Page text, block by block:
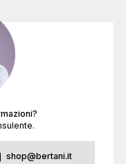
shop@bertani.it